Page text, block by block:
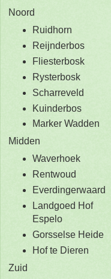
Noord
Ruidhorn
Reijnderbos
Fliesterbosk
Rysterbosk
Scharreveld
Kuinderbos
Marker Wadden
Midden
Waverhoek
Rentwoud
Everdingerwaard
Landgoed Hof
Espelo
Gorsselse Heide
Hof te Dieren
Zuid